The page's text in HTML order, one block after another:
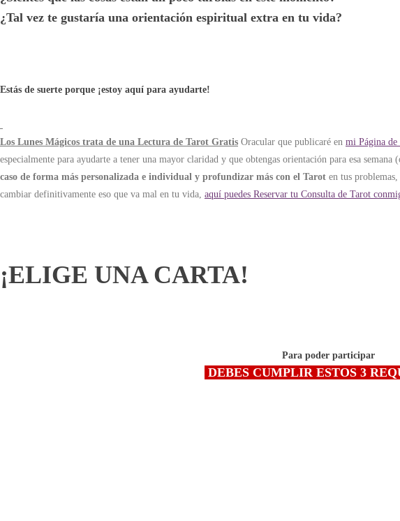
¿Tal vez te gustaría una orientación espiritual extra en tu vida?
Estás de suerte porque ¡estoy aquí para ayudarte!
Los Lunes Mágicos trata de una Lectura de Tarot Gratis Oracular que publicaré en mi Página de
especialmente para ayudarte a tener una mayor claridad y que obtengas orientación para esa semana
caso de forma más personalizada e individual y profundizar más con el Tarot en tus problemas,
cambiar definitivamente eso que va mal en tu vida, aquí puedes Reservar tu Consulta de Tarot
¡ELIGE UNA CARTA!
Para poder participar
DEBES CUMPLIR ESTOS 3